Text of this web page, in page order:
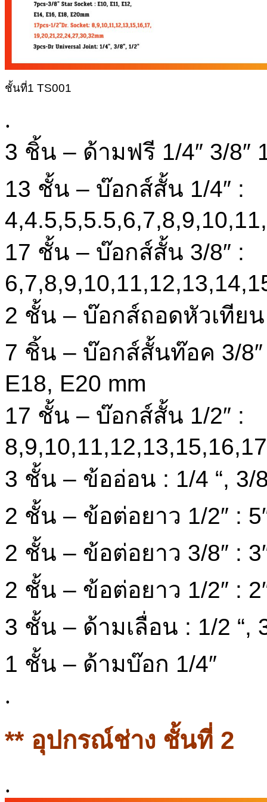
ชั้นที่1 TS001
.
3 ชิ้น – ด้ามฟรี 1/4″ 3/8″
13 ชั้น – บ๊อกส์สั้น 1/4″ :
17 ชั้น – บ๊อกส์สั้น 3/8″ :
2 ชั้น – บ๊อกส์ถอดหัวเทียน
7 ชิ้น – บ๊อกส์สั้นท๊อค 3/8″
E18, E20 mm
17 ชั้น – บ๊อกส์สั้น 1/2″ :
3 ชั้น – ข้ออ่อน : 1/4 “, 3/
2 ชั้น – ข้อต่อยาว 1/2″ :
2 ชั้น – ข้อต่อยาว 3/8″ :
2 ชั้น – ข้อต่อยาว 1/2″ :
3 ชั้น – ด้ามเลื่อน : 1/2 “,
1 ชั้น – ด้ามบ๊อก 1/4″
.
** อุปกรณ์ช่าง ชั้นที่ 2
.